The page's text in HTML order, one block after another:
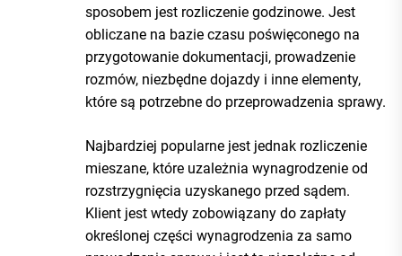
sposobem jest rozliczenie godzinowe. Jest
obliczane na bazie czasu poświęconego na
przygotowanie dokumentacji, prowadzenie
rozmów, niezbędne dojazdy i inne elementy,
które są potrzebne do przeprowadzenia sprawy.
Najbardziej popularne jest jednak rozliczenie
mieszane, które uzależnia wynagrodzenie od
rozstrzygnięcia uzyskanego przed sądem.
Klient jest wtedy zobowiązany do zapłaty
określonej części wynagrodzenia za samo